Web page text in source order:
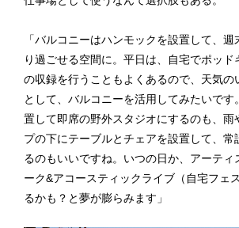
「バルコニーはハンモックを設置して、
り過ごせる空間に。平日は、自宅でポッド
の収録を行うこともよくあるので、天気の
として、バルコニーを活用してみたいです
置して即席の野外スタジオにするのも、雨
プの下にテーブルとチェアを設置して、常
るのもいいですね。いつの日か、アーティ
ーク&アコースティックライブ（自宅フェ
るかも？と夢が膨らみます」